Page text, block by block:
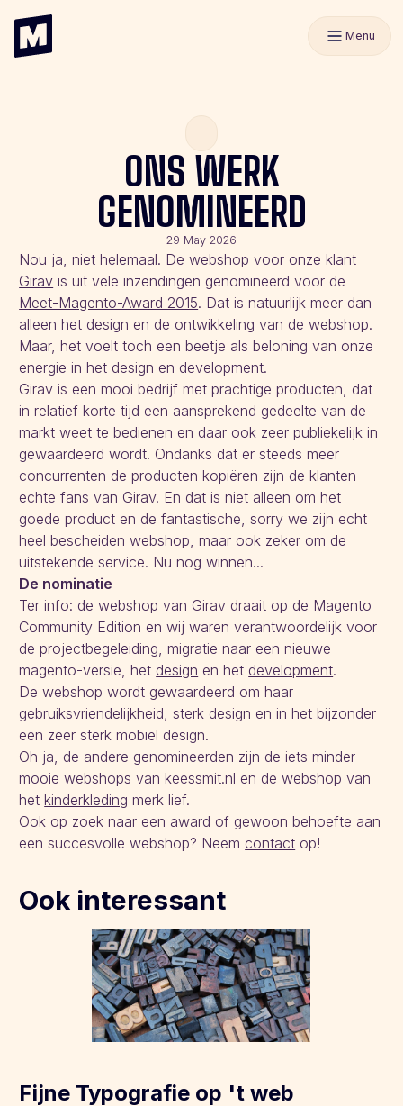
Menu
ONS WERK
GENOMINEERD
29 May 2026
Nou ja, niet helemaal. De webshop voor onze klant
Girav is uit vele inzendingen genomineerd voor de
Meet-Magento-Award 2015. Dat is natuurlijk meer dan
alleen het design en de ontwikkeling van de webshop.
Maar, het voelt toch een beetje als beloning van onze
energie in het design en development.
Girav is een mooi bedrijf met prachtige producten, dat
in relatief korte tijd een aansprekend gedeelte van de
markt weet te bedienen en daar ook zeer publiekelijk in
gewaardeerd wordt. Ondanks dat er steeds meer
concurrenten de producten kopiëren zijn de klanten
echte fans van Girav. En dat is niet alleen om het
goede product en de fantastische, sorry we zijn echt
heel bescheiden webshop, maar ook zeker om de
uitstekende service. Nu nog winnen...
De nominatie
Ter info: de webshop van Girav draait op de Magento
Community Edition en wij waren verantwoordelijk voor
de projectbegeleiding, migratie naar een nieuwe
magento-versie, het design en het development.
De webshop wordt gewaardeerd om haar
gebruiksvriendelijkheid, sterk design en in het bijzonder
een zeer sterk mobiel design.
Oh ja, de andere genomineerden zijn de iets minder
mooie webshops van keessmit.nl en de webshop van
hetkinderkleding merk lief.
Ook op zoek naar een award of gewoon behoefte aan
een succesvolle webshop? Neem contact op!
Ook interessant
Fijne Typografie op 't web